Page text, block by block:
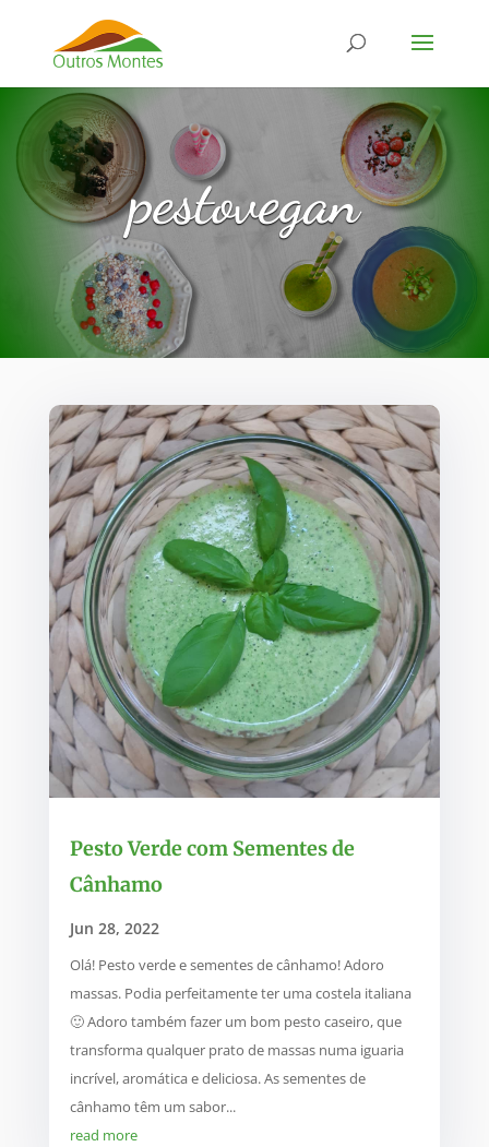
pestovegan
Pesto Verde com Sementes de
Cânhamo
Jun 28, 2022
Olá! Pesto verde e sementes de cânhamo! Adoro
massas. Podia perfeitamente ter uma costela italiana
🙂 Adoro também fazer um bom pesto caseiro, que
transforma qualquer prato de massas numa iguaria
incrível, aromática e deliciosa. As sementes de
cânhamo têm um sabor...
read more